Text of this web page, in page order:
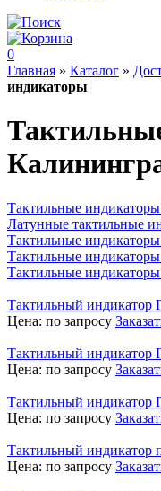
0
Главная » Каталог »
индикаторы
Тактильные
Латунные тактильные
Тактильные
Тактильные
Тактильные
Тактильный
Цена: по запросу
Тактильный
Цена: по запросу
Тактильный
Цена: по запросу
Тактильный индикатор
Цена: по запросу